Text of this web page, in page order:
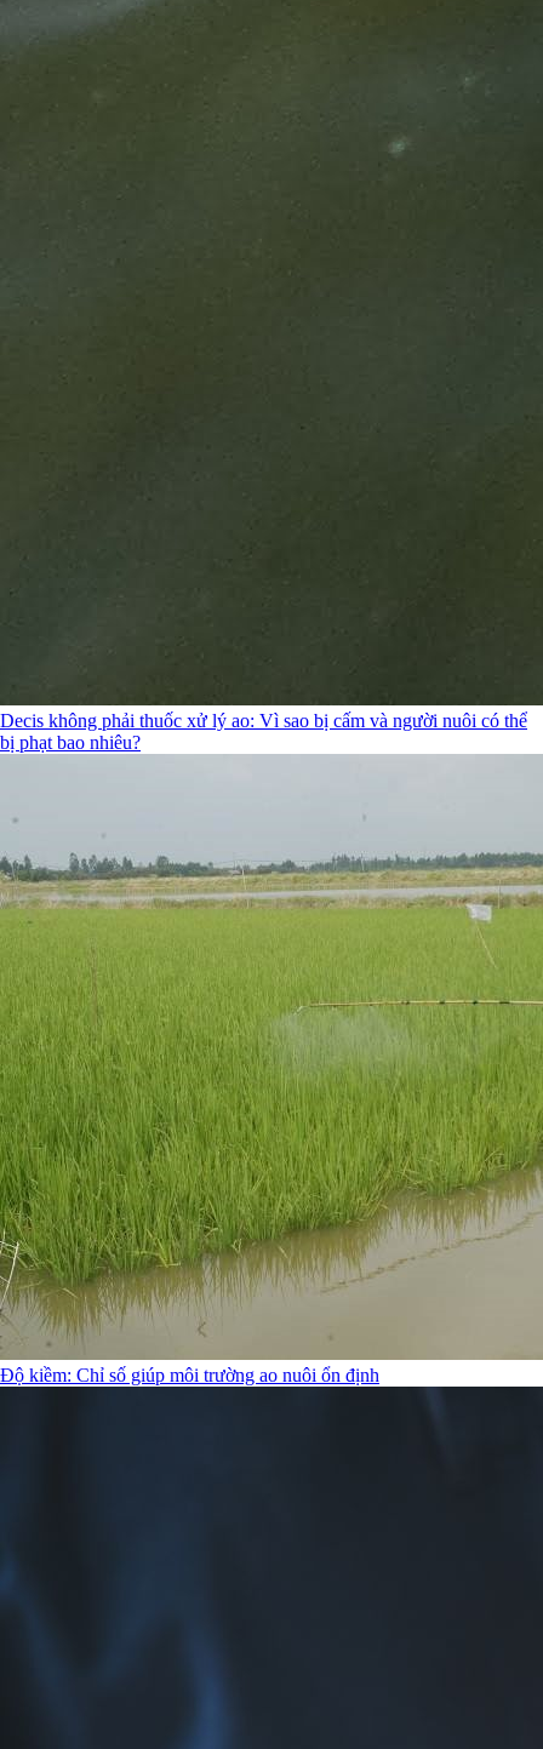
Decis không phải thuốc xử lý ao: Vì sao bị cấm và người nuôi có thể
bị phạt bao nhiêu?
Độ kiềm: Chỉ số giúp môi trường ao nuôi ổn định